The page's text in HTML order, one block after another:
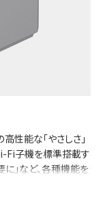
性能な「やさしさ」
Fi子機を標準搭載す
」など、各種機能を
ームの少人数運用
-Pack on Time-」や